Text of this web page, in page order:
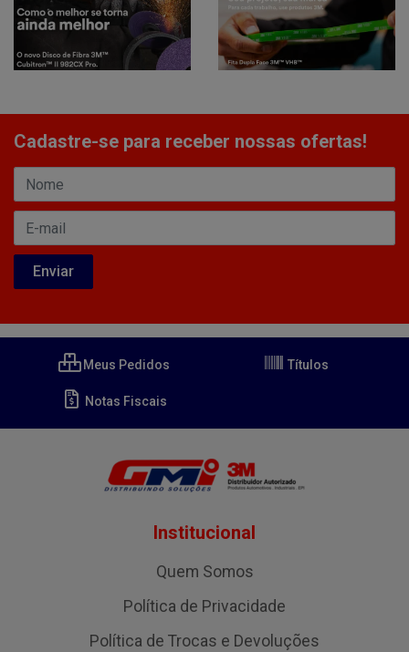
Cadastre-se para receber nossas ofertas!
Meus Pedidos Títulos
Notas Fiscais
Institucional
Quem Somos
Política de Privacidade
Política de Trocas e Devoluções